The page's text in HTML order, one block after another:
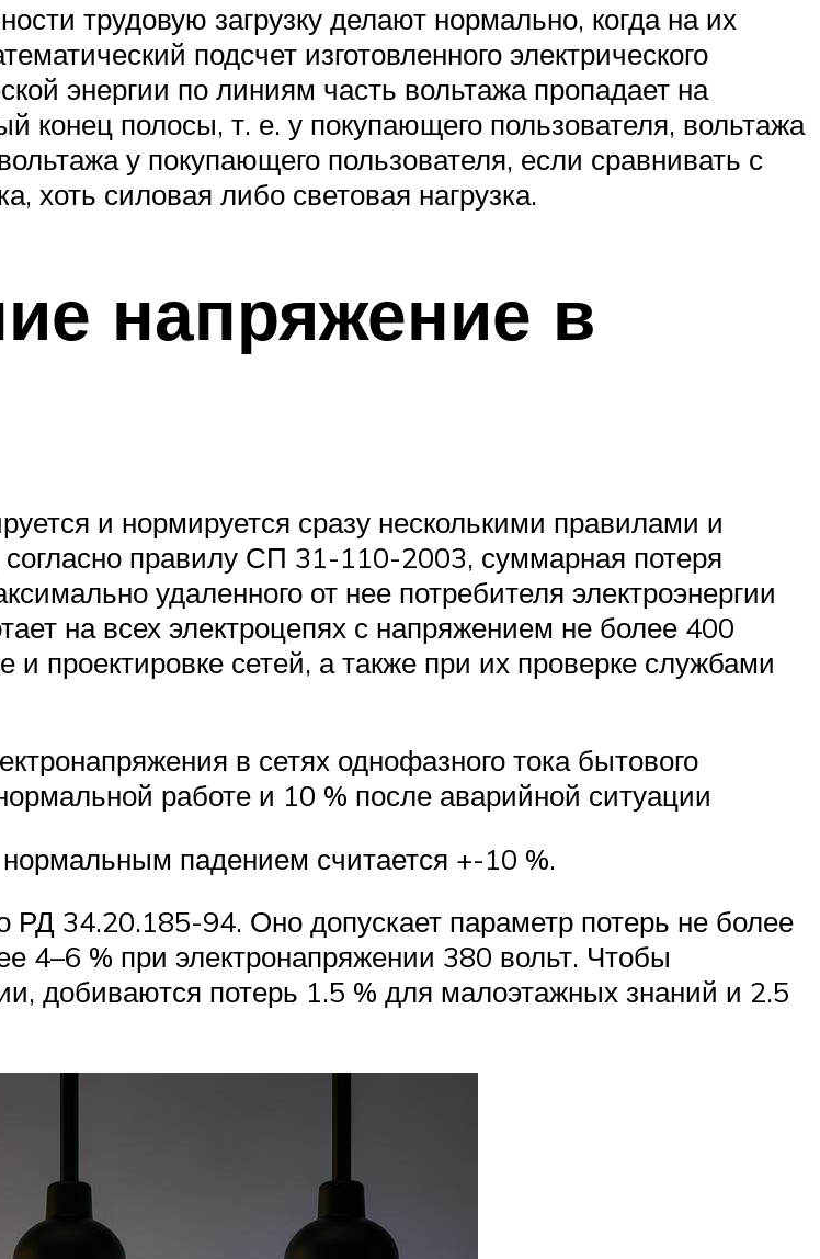
трудовую загрузку делают нормально, когда на их
подсчет изготовленного электрического
энергии по линиям часть вольтажа пропадает на
конец полосы, т. е. у покупающего пользователя, вольтажа
у покупающего пользователя, если сравнивать с
хоть силовая либо световая нагрузка.
напряжение в
и нормируется сразу несколькими правилами и
согласно правилу СП 31-110-2003, суммарная потеря
удаленного от нее потребителя электроэнергии
на всех электроцепях с напряжением не более 400
проектировке сетей, а также при их проверке службами
в сетях однофазного тока бытового
работе и 10 % после аварийной ситуации
нормальным падением считается +-10 %.
34.20.185-94. Оно допускает параметр потерь не более
4–6 % при электронапряжении 380 вольт. Чтобы
добиваются потерь 1.5 % для малоэтажных знаний и 2.5